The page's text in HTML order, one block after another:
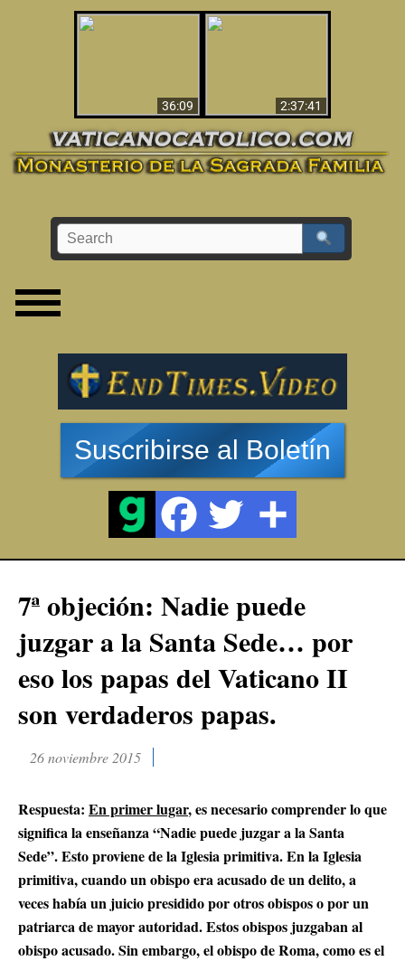
36:09
2:37:41
Suscribirse al Boletín
7ª objeción: Nadie puede
juzgar a la Santa Sede… por
eso los papas del Vaticano II
son verdaderos papas.
26 noviembre 2015
Respuesta: En primer lugar, es necesario comprender lo que
significa la enseñanza “Nadie puede juzgar a la Santa
Sede”. Esto proviene de la Iglesia primitiva. En la Iglesia
primitiva, cuando un obispo era acusado de un delito, a
veces había un juicio presidido por otros obispos o por un
patriarca de mayor autoridad. Estos obispos juzgaban al
obispo acusado. Sin embargo, el obispo de Roma, como es el